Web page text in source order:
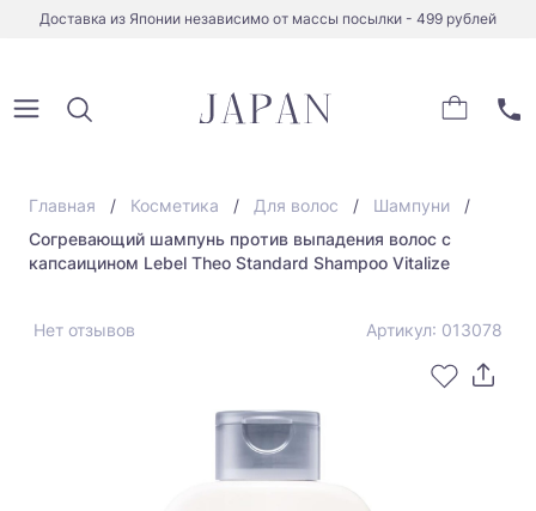
Доставка из Японии независимо от массы посылки - 499 рублей
Главная Косметика Для волос
Шампуни
Согревающий шампунь против выпадения волос с
капсаицином Lebel Theo Standard Shampoo Vitalize
Нет отзывов Артикул: 013078